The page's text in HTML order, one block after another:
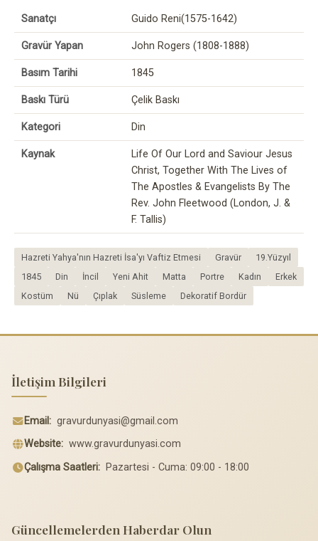
Sanatçı Guido Reni(1575-1642)
Gravür Yapan John Rogers (1808-1888)
Basım Tarihi 1845
Baskı Türü Çelik Baskı
Kategori Din
Kaynak
Life Of Our Lord and Saviour Jesus
Christ, Together With The Lives of
The Apostles & Evangelists By The
Rev. John Fleetwood (London, J. &
F. Tallis)
Hazreti Yahya'nın Hazreti İsa'yı Vaftiz Etmesi Gravür
19.Yüzyıl
1845
Din İncil Yeni Ahit Matta Portre Kadın
Erkek
Kostüm
Nü Çıplak Süsleme Dekoratif Bordür
İletişim Bilgileri
Email: gravurdunyasi@gmail.com
Website: www.gravurdunyasi.com
Çalışma Saatleri: Pazartesi - Cuma: 09:00 - 18:00
Güncellemelerden Haberdar Olun